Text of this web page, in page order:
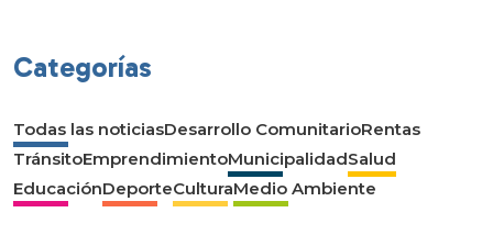
Categorías
Todas las noticiasDesarrollo ComunitarioRentas
TránsitoEmprendimientoMunicipalidadSalud
EducaciónDeporteCulturaMedio Ambiente